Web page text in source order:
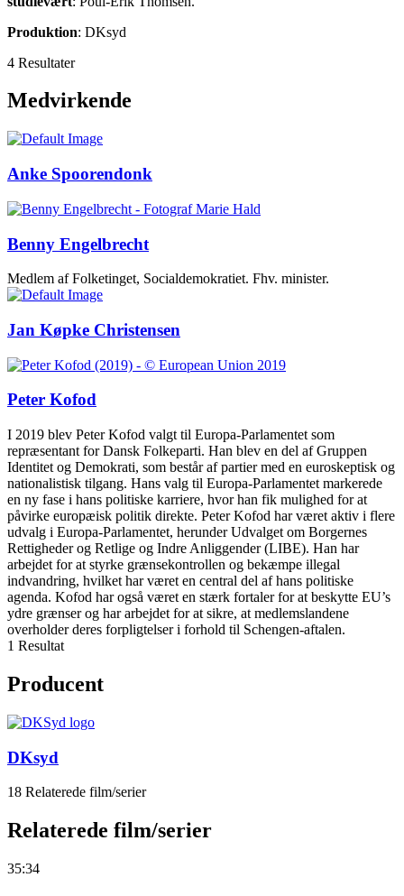
Produktion: DKsyd
4 Resultater
Medvirkende
Anke Spoorendonk
Benny Engelbrecht
Medlem af Folketinget, Socialdemokratiet. Fhv. minister.
Jan Køpke Christensen
Peter Kofod
I 2019 blev Peter Kofod valgt til Europa-Parlamentet som
repræsentant for Dansk Folkeparti. Han blev en del af Gruppen
Identitet og Demokrati, som består af partier med en euroskeptisk og
nationalistisk tilgang. Hans valg til Europa-Parlamentet markerede
en ny fase i hans politiske karriere, hvor han fik mulighed for at
påvirke europæisk politik direkte. Peter Kofod har været aktiv i flere
udvalg i Europa-Parlamentet, herunder Udvalget om Borgernes
Rettigheder og Retlige og Indre Anliggender (LIBE). Han har
arbejdet for at styrke grænsekontrollen og bekæmpe illegal
indvandring, hvilket har været en central del af hans politiske
agenda. Kofod har også været en stærk fortaler for at beskytte EU’s
ydre grænser og har arbejdet for at sikre, at medlemslandene
overholder deres forpligtelser i forhold til Schengen-aftalen.
1 Resultat
Producent
DKsyd
18 Relaterede film/serier
Relaterede film/serier
35:34